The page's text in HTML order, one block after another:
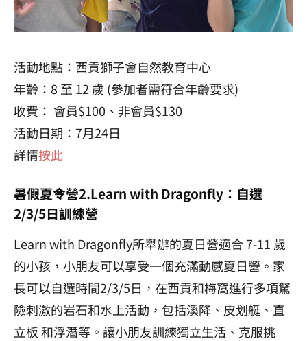
活動地點：西貢獅子會自然教育中心
年齡：8 至 12 歲 (參加者需符合年齡要求)
收費： 會員$100、非會員$130
活動日期：7月24日
詳情按此
暑假夏令營2.Learn with Dragonfly：自選
2/3/5日訓練營
Learn with Dragonfly所舉辦的夏日營適合 7-11 歲
的小孩，小朋友可以享受一個充滿動感夏日營。家
長可以自選時間2/3/5日，在西貢和梅窩進行多項驚
險刺激的岩石和水上活動，包括溪降、皮划艇、直
立板 和浮潛等。讓小朋友訓練獨立生活、克服挑